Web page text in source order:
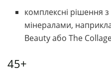
комплексні рішення
мінералами,
Beauty або The
45+